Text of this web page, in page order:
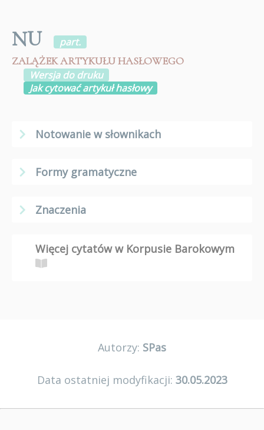
NU
part.
ZALĄŻEK ARTYKUŁU HASŁOWEGO
Wersja do druku
Jak cytować artykuł hasłowy
Notowanie w słownikach
Formy gramatyczne
Znaczenia
Więcej cytatów w Korpusie Barokowym
Autorzy: SPas
Data ostatniej modyfikacji: 30.05.2023